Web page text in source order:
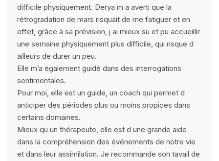
difficile physiquement. Derya m a averti que la
rétrogradation de mars risquait de me fatiguer et en
effet, grâce à sa prévision, j ai mieux su et pu accueillir
une semaine physiquement plus difficile, qui risque d
ailleurs de durer un peu.
Elle m’a également guidé dans des interrogations
sentimentales.
Pour moi, elle est un guide, un coach qui permet d
anticiper des périodes plus ou moins propices dans
certains domaines.
Mieux qu un thérapeute, elle est d une grande aide
dans la compréhension des événements de notre vie
et dans leur assimilation. Je recommande son tavail de